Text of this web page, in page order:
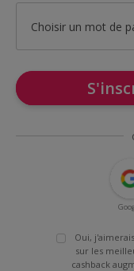
Choisir un mot de
Oui,
sur les
cashback